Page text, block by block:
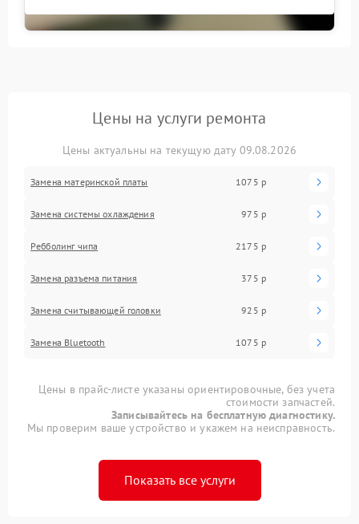
Цены на услуги ремонта
Цены актуальны на текущую дату 09.08.2026
Замена материнской платы 1075 р
Замена системы охлаждения 975 р
Ребболинг чипа 2175 р
Замена разъема питания 375 р
Замена считывающей головки 925 р
Замена Bluetooth 1075 р
Цены в прайс-листе указаны ориентировочные, без учета
стоимости запчастей.
Записывайтесь на бесплатную диагностику.
Мы проверим ваше устройство и укажем на неисправность.
Показать все услуги